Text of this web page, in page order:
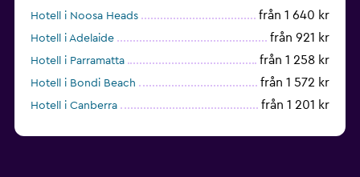
Hotell i Noosa Heads från 1 640 kr
Hotell i Adelaide från 921 kr
Hotell i Parramatta från 1 258 kr
Hotell i Bondi Beach från 1 572 kr
Hotell i Canberra från 1 201 kr